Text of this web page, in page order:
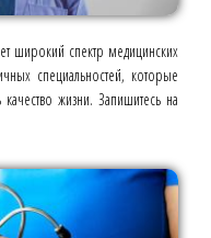
широкий спектр медицинских
специальностей, которые
жизни. Запишитесь на